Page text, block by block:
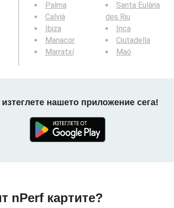
Palma
Calvià
Ibiza
Manacor
Marratxí
Santa Eulària
des Riu
Inca
Ciutadella
Maó
нашето приложение сега!
nPerf картите?